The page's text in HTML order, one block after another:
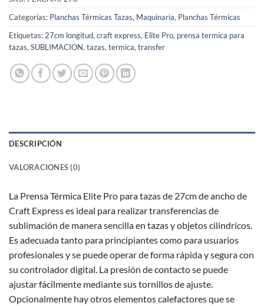
Categorías: Planchas Térmicas Tazas, Maquinaria, Planchas Térmicas
Etiquetas:27cm longitud,craft express, Elite Pro, prensa termica para
tazas,SUBLIMACION,tazas,termica,transfer
DESCRIPCIÓN
VALORACIONES (0)
La Prensa Térmica Elite Pro para tazas de 27cm de ancho de
Craft Express es ideal para realizar transferencias de
sublimación de manera sencilla en tazas y objetos cilindrícos.
Es adecuada tanto para principiantes como para usuarios
profesionales y se puede operar de forma rápida y segura con
su controlador digital. La presión de contacto se puede
ajustar fácilmente mediante sus tornillos de ajuste.
Opcionalmente hay otros elementos calefactores que se